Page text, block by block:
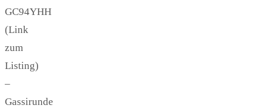
GC94YHH
(Link
zum
Listing)
–
Gassirunde